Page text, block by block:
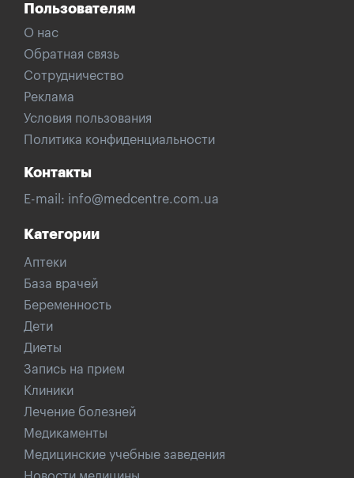
Пользователям
О нас
Обратная связь
Сотрудничество
Реклама
Условия пользования
Политика конфиденциальности
Контакты
E-mail: info@medcentre.com.ua
Категории
Аптеки
База врачей
Беременность
Дети
Диеты
Запись на прием
Клиники
Лечение болезней
Медикаменты
Медицинские учебные заведения